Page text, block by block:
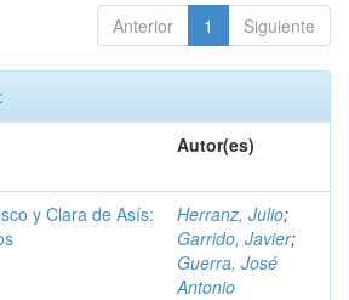
Anterior 1 Siguiente
Autor(es)
y Clara de Asís:
Herranz, Julio;
Garrido, Javier;
Guerra, José
Antonio